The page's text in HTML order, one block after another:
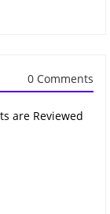
0 Comments
are Reviewed